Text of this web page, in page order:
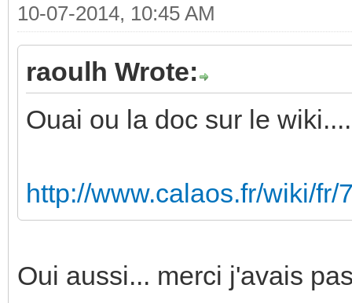
10-07-2014, 10:45 AM
raoulh Wrote:
Ouai ou la doc sur le
http://www.calaos.fr/wiki/fr/
Oui aussi... merci j'avais